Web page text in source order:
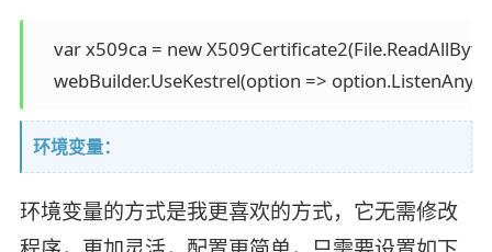
var x509ca = new
webBuilder.UseKestrel(option =>
环境变量：
环境变量的方式是我更喜欢的方式，它无需修改